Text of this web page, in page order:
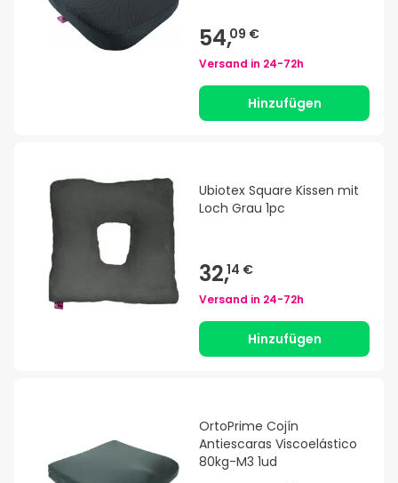
54,09 €
Versand in 24-72h
Hinzufügen
Ubiotex Square Kissen mit
Loch Grau 1pc
32,14 €
Versand in 24-72h
Hinzufügen
OrtoPrime Cojín
Antiescaras Viscoelástico
80kg-M3 1ud